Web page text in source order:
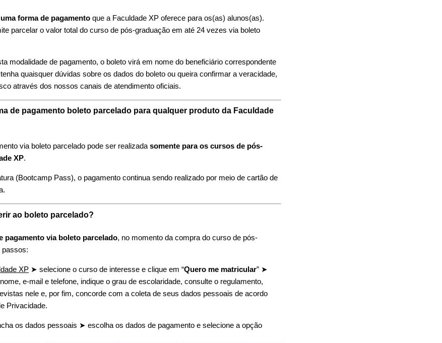
forma de pagamento que a Faculdade XP oferece para os(as) alunos(as).
parcelar o valor total do curso de pós-graduação em até 24 vezes via boleto
modalidade de pagamento, o boleto virá em nome do beneficiário correspondente
quaisquer dúvidas sobre os dados do boleto ou queira confirmar a veracidade,
através dos nossos canais de atendimento oficiais.
de pagamento boleto parcelado para qualquer produto da Faculdade
via boleto parcelado pode ser realizadasomente para os cursos de pós-
XP.
(Bootcamp Pass), o pagamento continua sendo realizado por meio de cartão de
ao boleto parcelado?
pagamento via boleto parcelado, no momento da compra do curso de pós-
passos:
XP ➤ selecione o curso de interesse e clique em “Quero me matricular” ➤
e-mail e telefone, indique o grau de escolaridade, consulte o regulamento,
nele e, por fim, concorde com a coleta de seus dados pessoais de acordo
Privacidade.
os dados pessoais ➤ escolha os dados de pagamento e selecione a opção